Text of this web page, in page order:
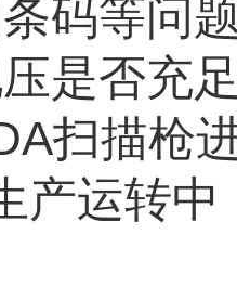
码等问
是否充
扫描枪
产运转